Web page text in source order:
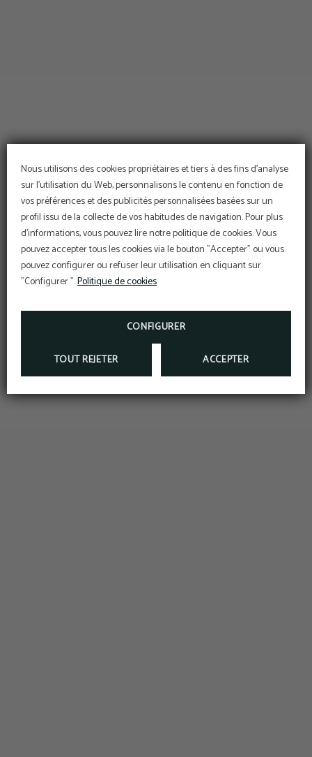
Nous utilisons des cookies propriétaires et tiers à des fins d'analyse
sur l'utilisation du Web, personnalisons le contenu en fonction de
vos préférences et des publicités personnalisées basées sur un
profil issu de la collecte de vos habitudes de navigation. Pour plus
d'informations, vous pouvez lire notre politique de cookies. Vous
pouvez accepter tous les cookies via le bouton "Accepter" ou vous
pouvez configurer ou refuser leur utilisation en cliquant sur
"Configurer ".Politique de cookies
CONFIGURER
TOUT REJETER ACCEPTER